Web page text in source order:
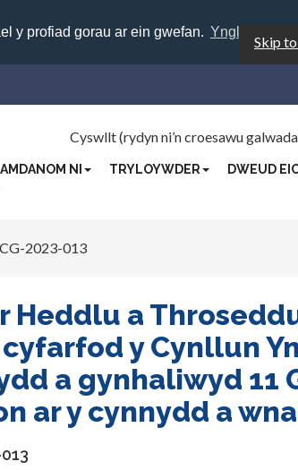
y profiad gorau ar ein gwefan. Ynglŷn â
Skip
Cyswllt (rydyn ni’n croesawu
AMDANOM NI TRYLOYWDER DWEUD
2023-013
Heddlu a
y Cynllun
a gynhaliwyd 11
ar y cynnydd a